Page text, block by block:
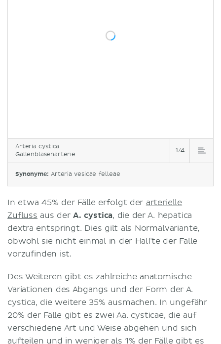
Arteria cystica
Gallenblasenarterie
1/4
Synonyme: Arteria vesicae felleae
In etwa 45% der Fälle erfolgt der arterielle
Zufluss aus derA. cystica, die der A. hepatica
dextra entspringt. Dies gilt als Normalvariante,
obwohl sie nicht einmal in der Hälfte der Fälle
vorzufinden ist.
Des Weiteren gibt es zahlreiche anatomische
Variationen des Abgangs und der Form der A.
cystica, die weitere 35% ausmachen. In ungefähr
20% der Fälle gibt es zwei Aa. cysticae, die auf
verschiedene Art und Weise abgehen und sich
aufteilen und in weniger als 1% der Fälle gibt es